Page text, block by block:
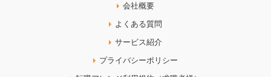
会社概要
よくある質問
サービス紹介
プライバシーポリシー